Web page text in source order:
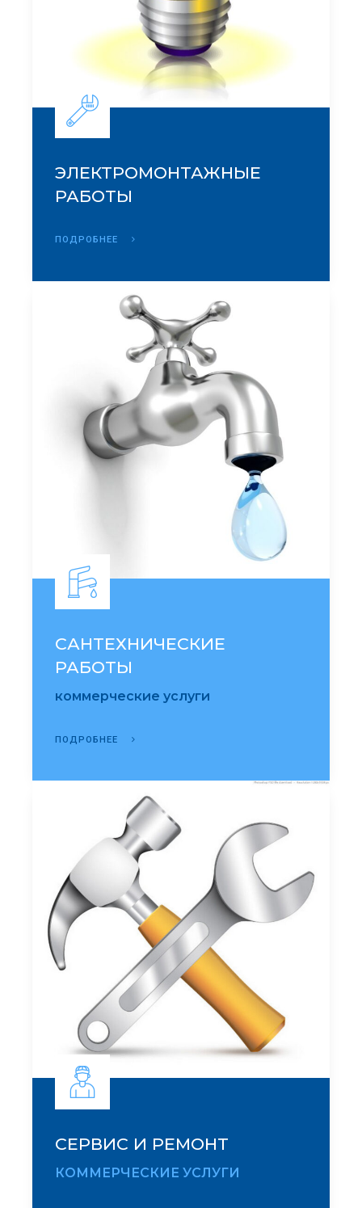
ЭЛЕКТРОМОНТАЖНЫЕ
РАБОТЫ
ПОДРОБНЕЕ
САНТЕХНИЧЕСКИЕ
РАБОТЫ
коммерческие услуги
ПОДРОБНЕЕ
СЕРВИС И РЕМОНТ
КОММЕРЧЕСКИЕ УСЛУГИ